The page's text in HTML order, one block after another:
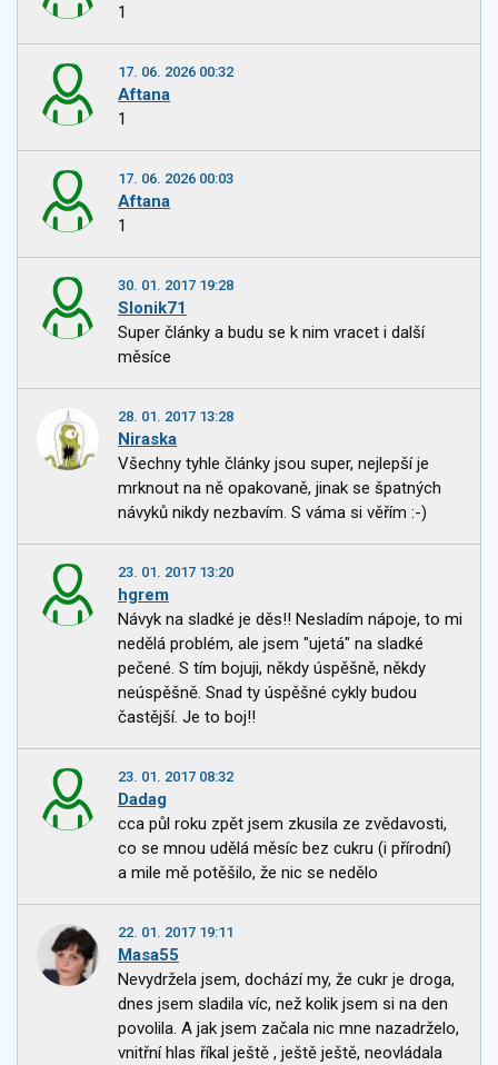
1
17. 06. 2026 00:32
Aftana
1
17. 06. 2026 00:03
Aftana
1
30. 01. 2017 19:28
Slonik71
Super články a budu se k nim vracet i další
měsíce
28. 01. 2017 13:28
Niraska
Všechny tyhle články jsou super, nejlepší je
mrknout na ně opakovaně, jinak se špatných
návyků nikdy nezbavím. S váma si věřím :-)
23. 01. 2017 13:20
hgrem
Návyk na sladké je děs!! Nesladím nápoje, to mi
nedělá problém, ale jsem "ujetá" na sladké
pečené. S tím bojuji, někdy úspěšně, někdy
neúspěšně. Snad ty úspěšné cykly budou
častější. Je to boj!!
23. 01. 2017 08:32
Dadag
cca půl roku zpět jsem zkusila ze zvědavosti,
co se mnou udělá měsíc bez cukru (i přírodní)
a mile mě potěšilo, že nic se nedělo
22. 01. 2017 19:11
Masa55
Nevydržela jsem, dochází my, že cukr je droga,
dnes jsem sladila víc, než kolik jsem si na den
povolila. A jak jsem začala nic mne nazadrželo,
vnitřní hlas říkal ještě , ještě ještě, neovládala